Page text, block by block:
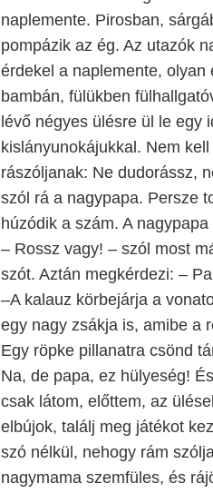
naplemente. Pirosban,
pompázik az ég. Az utazók
érdekel a naplemente,
bambán, fülükben
lévő négyes ülésre ül le egy
kislányunokájukkal. Nem
rászóljanak: Ne dudorássz,
szól rá a nagypapa. Persze
húzódik a szám. A
– Rossz vagy! – szól most
szót. Aztán megkérdezi: –
–A kalauz körbejárja a
egy nagy zsákja is, amibe a
Egy röpke pillanatra csönd
Na, de papa, ez hülyeség!
csak látom, előttem, az
elbújok, találj meg játékot
szó nélkül, nehogy rám
nagymama szemfüles, és